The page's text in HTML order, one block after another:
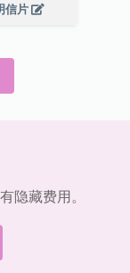
信片
隐藏费用。